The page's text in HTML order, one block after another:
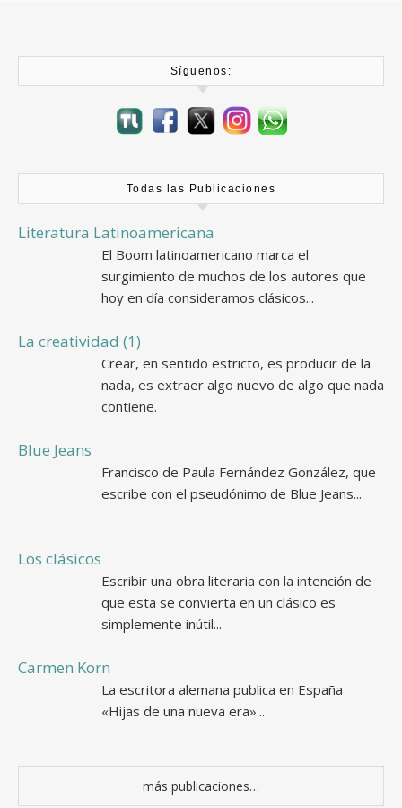
Síguenos:
Todas las Publicaciones
Literatura Latinoamericana
El Boom latinoamericano marca el
surgimiento de muchos de los autores que
hoy en día consideramos clásicos...
La creatividad (1)
Crear, en sentido estricto, es producir de la
nada, es extraer algo nuevo de algo que nada
contiene.
Blue Jeans
Francisco de Paula Fernández González, que
escribe con el pseudónimo de Blue Jeans...
Los clásicos
Escribir una obra literaria con la intención de
que esta se convierta en un clásico es
simplemente inútil...
Carmen Korn
La escritora alemana publica en España
«Hijas de una nueva era»...